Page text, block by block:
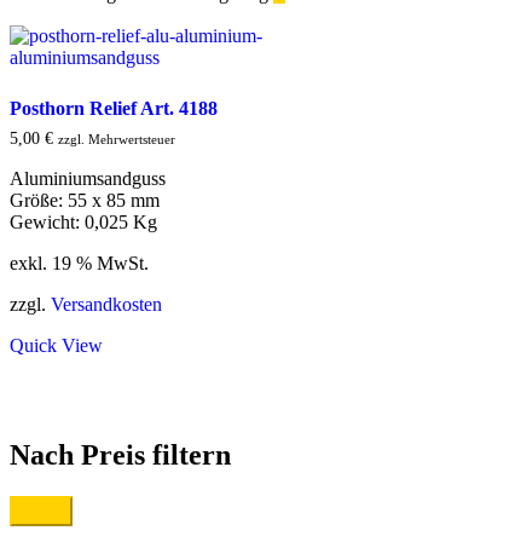
Posthorn Relief Art. 4188
5,00 € zzgl. Mehrwertsteuer
Aluminiumsandguss
Größe: 55 x 85 mm
Gewicht: 0,025 Kg
exkl. 19 % MwSt.
zzgl. Versandkosten
Quick View
Nach Preis filtern